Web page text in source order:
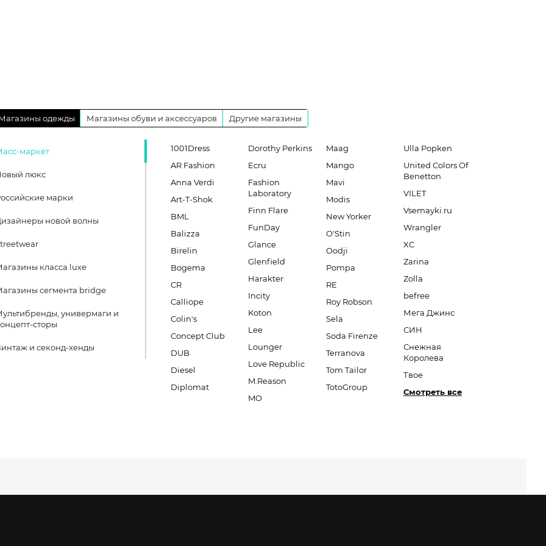
одежды Магазины обуви и аксессуаров Другие магазины
маркет
люкс
марки
новой волны
класса luxe
сегмента bridge
универмаги и
сторы
и секонд-хенды
1001Dress
AR Fashion
Anna Verdi
Art-T-Shok
BML
Balizza
Birelin
Bogema
CR
Calliope
Colin's
Concept Club
DUB
Diesel
Diplomat
Dorothy Perkins
Ecru
Fashion
Laboratory
Finn Flare
FunDay
Glance
Glenfield
Harakter
Incity
Koton
Lee
Lounger
Love Republic
M.Reason
MO
Maag
Mango
Mavi
Modis
New Yorker
O'Stin
Oodji
Pompa
RE
Roy Robson
Sela
Soda Firenze
Terranova
Tom Tailor
TotoGroup
Ulla Popken
United Colors Of
Benetton
VILET
Vsemayki.ru
Wrangler
XC
Zarina
Zolla
befree
Мега Джинс
СИН
Снежная
Королева
Твое
Смотреть все